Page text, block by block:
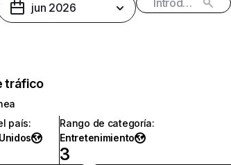
jun 2026
tráfico
país:
Rango de categoría:
Entretenimiento
3